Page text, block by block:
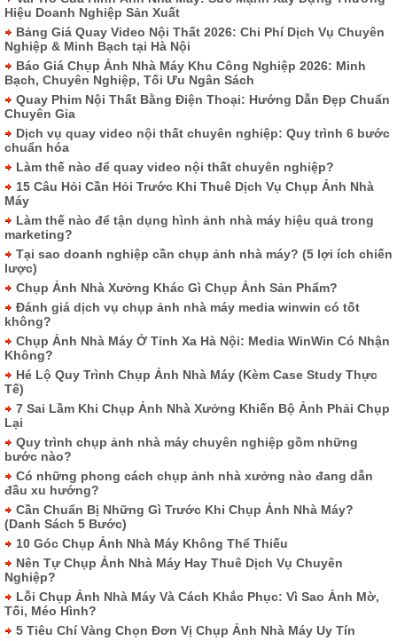
Hiệu Doanh Nghiệp Sản Xuất
Bảng Giá Quay Video Nội Thất 2026: Chi Phí Dịch Vụ Chuyên
Nghiệp & Minh Bạch tại Hà Nội
Báo Giá Chụp Ảnh Nhà Máy Khu Công Nghiệp 2026: Minh
Bạch, Chuyên Nghiệp, Tối Ưu Ngân Sách
Quay Phim Nội Thất Bằng Điện Thoại: Hướng Dẫn Đẹp Chuẩn
Chuyên Gia
Dịch vụ quay video nội thất chuyên nghiệp: Quy trình 6 bước
chuẩn hóa
Làm thế nào để quay video nội thất chuyên nghiệp?
15 Câu Hỏi Cần Hỏi Trước Khi Thuê Dịch Vụ Chụp Ảnh Nhà
Máy
Làm thế nào để tận dụng hình ảnh nhà máy hiệu quả trong
marketing?
Tại sao doanh nghiệp cần chụp ảnh nhà máy? (5 lợi ích chiến
lược)
Chụp Ảnh Nhà Xưởng Khác Gì Chụp Ảnh Sản Phẩm?
Đánh giá dịch vụ chụp ảnh nhà máy media winwin có tốt
không?
Chụp Ảnh Nhà Máy Ở Tỉnh Xa Hà Nội: Media WinWin Có Nhận
Không?
Hé Lộ Quy Trình Chụp Ảnh Nhà Máy (Kèm Case Study Thực
Tế)
7 Sai Lầm Khi Chụp Ảnh Nhà Xưởng Khiến Bộ Ảnh Phải Chụp
Lại
Quy trình chụp ảnh nhà máy chuyên nghiệp gồm những
bước nào?
Có những phong cách chụp ảnh nhà xưởng nào đang dẫn
đầu xu hướng?
Cần Chuẩn Bị Những Gì Trước Khi Chụp Ảnh Nhà Máy?
(Danh Sách 5 Bước)
10 Góc Chụp Ảnh Nhà Máy Không Thể Thiếu
Nên Tự Chụp Ảnh Nhà Máy Hay Thuê Dịch Vụ Chuyên
Nghiệp?
Lỗi Chụp Ảnh Nhà Máy Và Cách Khắc Phục: Vì Sao Ảnh Mờ,
Tối, Méo Hình?
5 Tiêu Chí Vàng Chọn Đơn Vị Chụp Ảnh Nhà Máy Uy Tín